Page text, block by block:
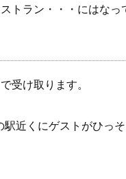
トラン・・・にはなっ
受け取ります。
近くにゲストがひっ